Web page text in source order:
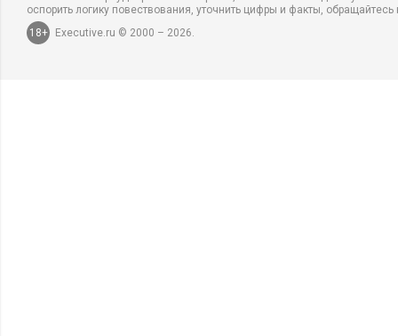
оспорить логику повествования, уточнить цифры и факты,
18+
Executive.ru © 2000 – 2026.